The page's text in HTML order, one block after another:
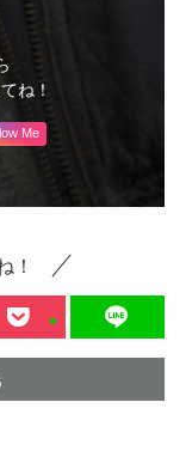
ね！
Me
！